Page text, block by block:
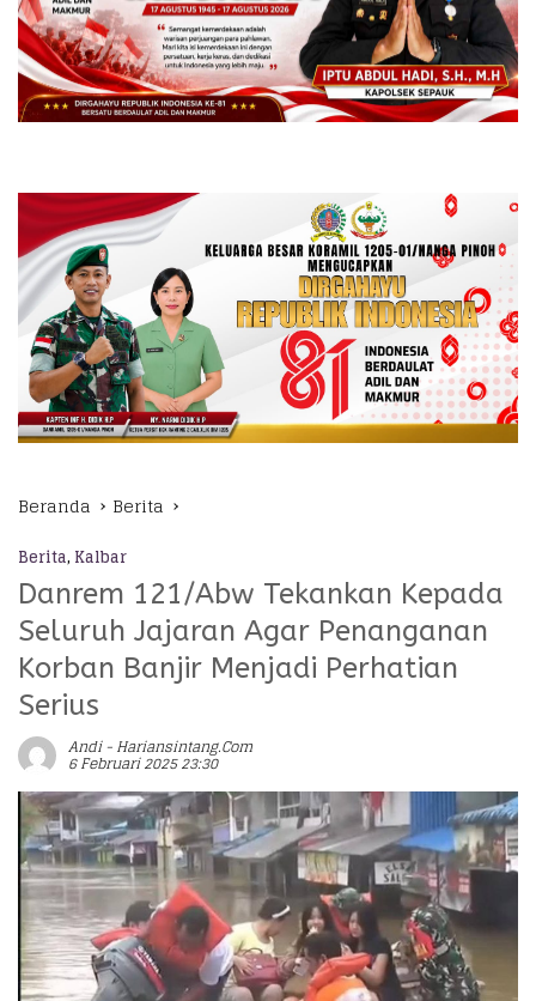
Beranda Berita
Berita, Kalbar
Danrem 121/Abw Tekankan Kepada
Seluruh Jajaran Agar Penanganan
Korban Banjir Menjadi Perhatian
Serius
Andi - Hariansintang.com
6 Februari 2025 23:30